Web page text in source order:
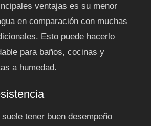
ventajas es su menor
en comparación con muchas
Esto puede hacerlo
para baños, cocinas y
a humedad.
tener buen desempeño